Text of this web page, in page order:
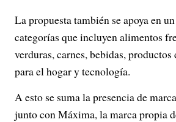
La propuesta también se apoya en
categorías que incluyen alimentos
verduras, carnes, bebidas, productos
para el hogar y tecnología.
A esto se suma la presencia de
junto con Máxima, la marca propia